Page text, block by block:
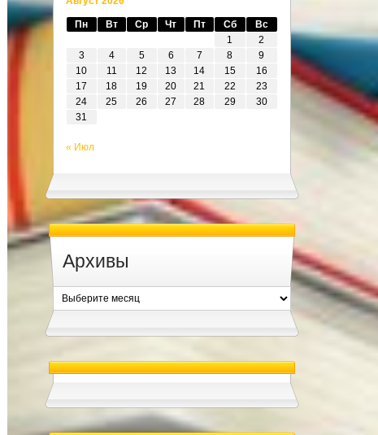
Пн Вт Ср Чт Пт Сб
Вс
1
2
3
4 5 6 7 8
9
10
11 12 13 14 15
16
17
18 19 20 21 22
23
24
25 26 27 28 29
30
31
« Июл
Архивы
Архивы